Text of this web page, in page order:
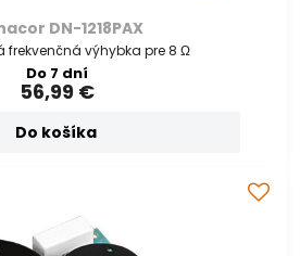
DN-1218PAX
výhybka pre 8 Ω
Do 7 dní
56,99 €
Do košíka